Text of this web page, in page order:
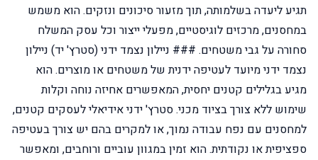
תגיע ליעדה בשלמותה, תוך מזעור סיכונים ונזקים. הוא משמש
במחסנים, מרכזים לוגיסטיים, מפעלי ייצור וכל עסק המשלח
סחורה על גבי משטחים. ### ניילון נצמד ידני (סטרץ' יד) ניילון
נצמד ידני מיועד לעטיפה ידנית של משטחים או מוצרים. הוא
מגיע בגלילים קטנים יחסית, המאפשרים אחיזה נוחה וקלות
שימוש ללא צורך בציוד מכני. סטרץ' ידני אידיאלי לעסקים קטנים,
למחסנים עם נפח עבודה נמוך, או למקרים בהם יש צורך בעטיפה
ספציפית או נקודתית. הוא זמין במגוון עוביים ורוחבים, ומאפשר